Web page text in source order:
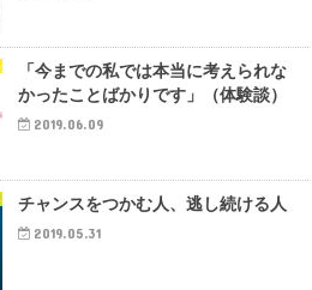
「今までの私では本当に考えられな
かったことばかりです」（体験談）
2019.06.09
チャンスをつかむ人、逃し続ける人
2019.05.31